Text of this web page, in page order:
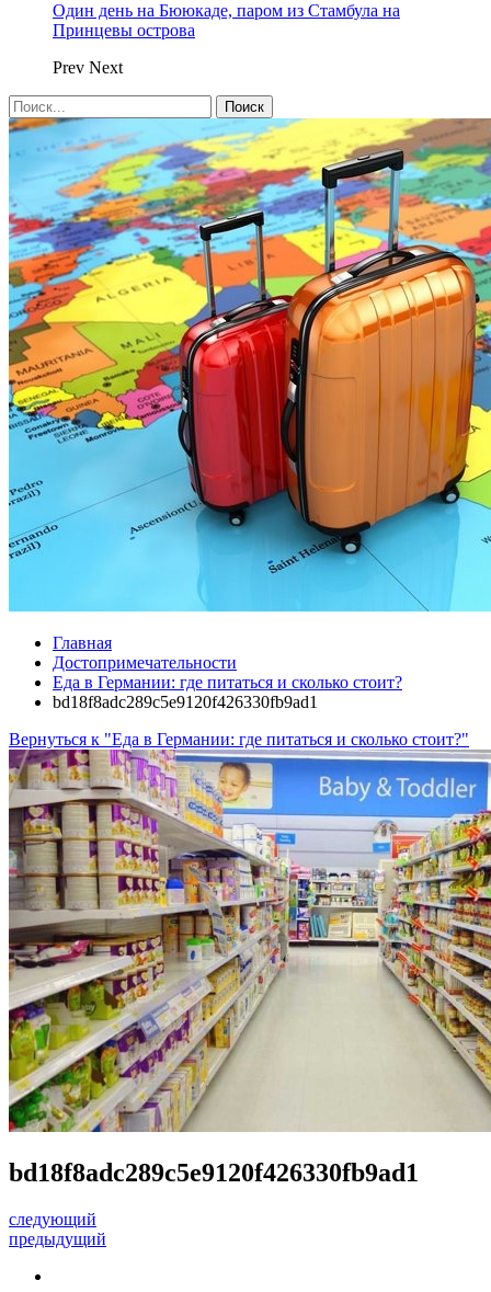
Один день на Бююкаде, паром из Стамбула на
Принцевы острова
Prev Next
Главная
Достопримечательности
Еда в Германии: где питаться и сколько стоит?
bd18f8adc289c5e9120f426330fb9ad1
Вернуться к "Еда в Германии: где питаться и сколько стоит?"
bd18f8adc289c5e9120f426330fb9ad1
следующий
предыдущий